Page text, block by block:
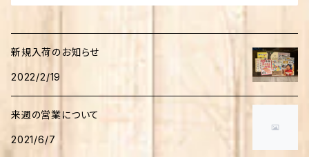
新規入荷のお知らせ
2022/2/19
来週の営業について
2021/6/7